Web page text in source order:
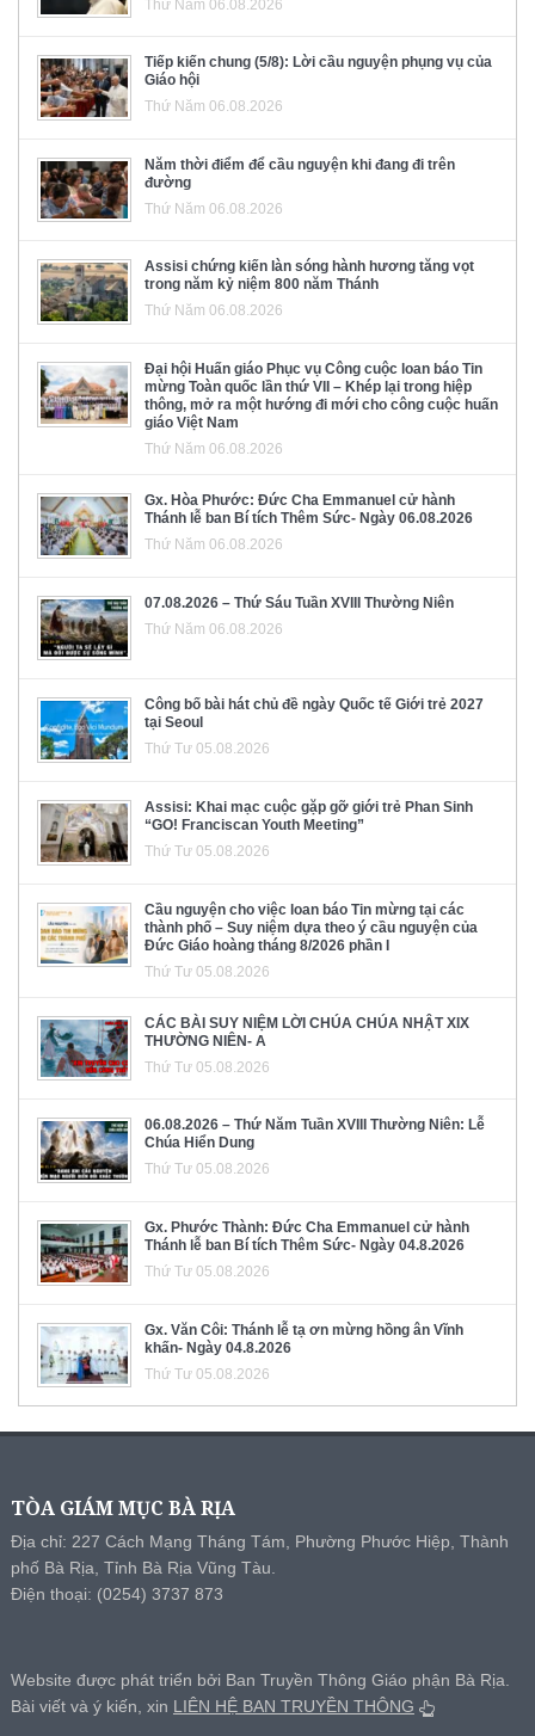
Thứ Năm 06.08.2026
Tiếp kiến chung (5/8): Lời cầu nguyện phụng vụ của
Giáo hội
Thứ Năm 06.08.2026
Năm thời điểm để cầu nguyện khi đang đi trên
đường
Thứ Năm 06.08.2026
Assisi chứng kiến làn sóng hành hương tăng vọt
trong năm kỷ niệm 800 năm Thánh
Thứ Năm 06.08.2026
Đại hội Huấn giáo Phục vụ Công cuộc loan báo Tin
mừng Toàn quốc lần thứ VII – Khép lại trong hiệp
thông, mở ra một hướng đi mới cho công cuộc huấn
giáo Việt Nam
Thứ Năm 06.08.2026
Gx. Hòa Phước: Đức Cha Emmanuel cử hành
Thánh lễ ban Bí tích Thêm Sức- Ngày 06.08.2026
Thứ Năm 06.08.2026
07.08.2026 – Thứ Sáu Tuần XVIII Thường Niên
Thứ Năm 06.08.2026
Công bố bài hát chủ đề ngày Quốc tế Giới trẻ 2027
tại Seoul
Thứ Tư 05.08.2026
Assisi: Khai mạc cuộc gặp gỡ giới trẻ Phan Sinh
“GO! Franciscan Youth Meeting”
Thứ Tư 05.08.2026
Cầu nguyện cho việc loan báo Tin mừng tại các
thành phố – Suy niệm dựa theo ý cầu nguyện của
Đức Giáo hoàng tháng 8/2026 phần I
Thứ Tư 05.08.2026
CÁC BÀI SUY NIỆM LỜI CHÚA CHÚA NHẬT XIX
THƯỜNG NIÊN- A
Thứ Tư 05.08.2026
06.08.2026 – Thứ Năm Tuần XVIII Thường Niên: Lễ
Chúa Hiển Dung
Thứ Tư 05.08.2026
Gx. Phước Thành: Đức Cha Emmanuel cử hành
Thánh lễ ban Bí tích Thêm Sức- Ngày 04.8.2026
Thứ Tư 05.08.2026
Gx. Văn Côi: Thánh lễ tạ ơn mừng hồng ân Vĩnh
khấn- Ngày 04.8.2026
Thứ Tư 05.08.2026
TÒA GIÁM MỤC BÀ RỊA
Địa chỉ: 227 Cách Mạng Tháng Tám, Phường Phước Hiệp, Thành
phố Bà Rịa, Tỉnh Bà Rịa Vũng Tàu.
Điện thoại: (0254) 3737 873
Website được phát triển bởi Ban Truyền Thông Giáo phận Bà Rịa.
Bài viết và ý kiến, xin LIÊN HỆ BAN TRUYỀN THÔNG